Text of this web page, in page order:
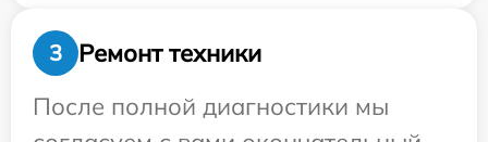
3
Ремонт техники
После полной диагностики мы